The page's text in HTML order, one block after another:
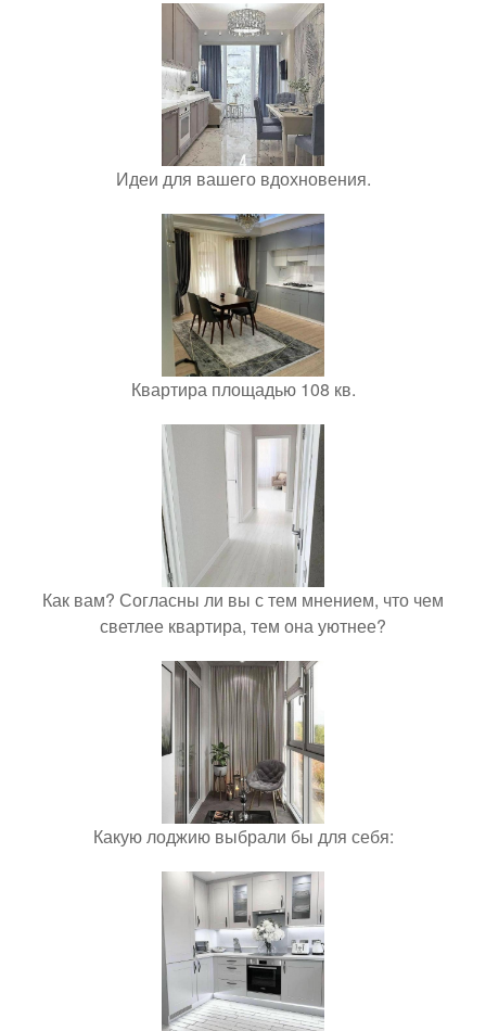
Идеи для вашего вдохновения.
Квартира площадью 108 кв.
Как вам? Согласны ли вы с тем мнением, что чем
светлее квартира, тем она уютнее?
Какую лоджию выбрали бы для себя: